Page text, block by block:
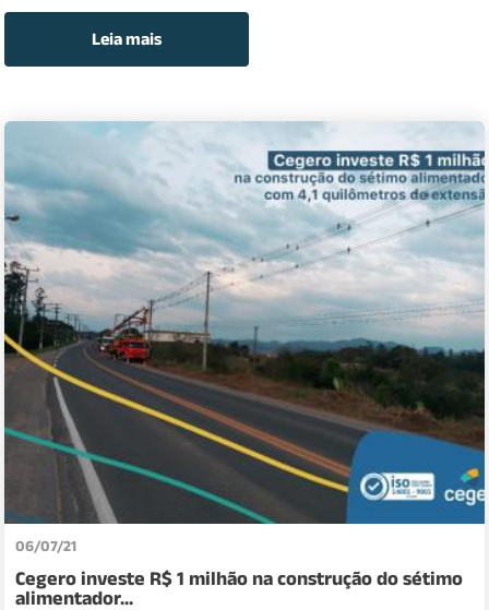
Leia mais
06/07/21
Cegero investe R$ 1 milhão na construção do sétimo
alimentador...